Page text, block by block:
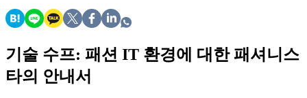
기술 수프: 패션 IT 환경에 대한 패셔니스
타의 안내서